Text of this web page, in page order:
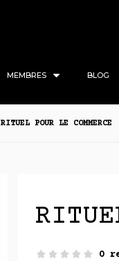
MEMBRES BLOG
RITUEL POUR LE COMMERCE
0